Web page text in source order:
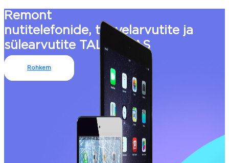
Remont
nutitelefonide, tahvelarvutite ja
sülearvutite TALLINNAS
Rohkem